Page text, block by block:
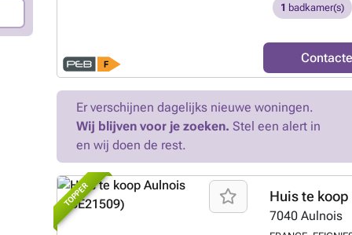
premier achat ou
d’entrée, d’un
aménager selon
au rez de
Actuellement
être aménagé en
l’extérieur, cette
latéral piéton,
agréable et facile
1 badkamer(s)
Er verschijnen dagelijks nieuwe woningen.
Wij blijven voor je zoeken. Stel een alert in
en wij doen de rest.
TOPPER Huis te koop
7040 Aulnois